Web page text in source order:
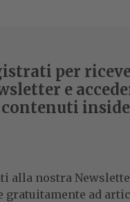
per
e
contenuti
alla nostra
gratuitamente ad